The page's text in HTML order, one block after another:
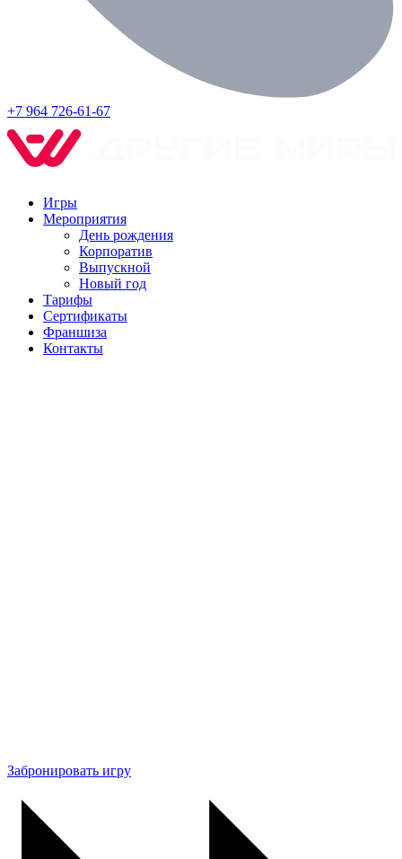
+7 964 726-61-67
Игры
Мероприятия
День рождения
Корпоратив
Выпускной
Новый год
Тарифы
Сертификаты
Франшиза
Контакты
Забронировать игру